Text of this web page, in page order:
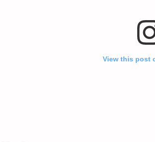
View this post